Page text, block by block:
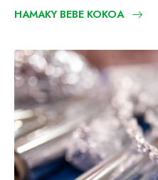
HAMAKY BEBE KOKOA